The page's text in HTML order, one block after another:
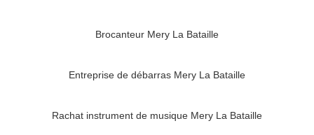
Brocanteur Mery La Bataille
Entreprise de débarras Mery La Bataille
Rachat instrument de musique Mery La Bataille